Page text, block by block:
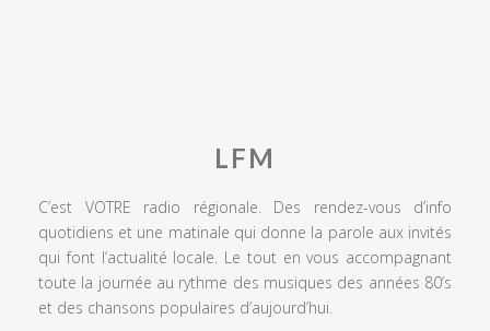
LFM
C’est VOTRE radio régionale. Des rendez-vous d’info
quotidiens et une matinale qui donne la parole aux invités
qui font l’actualité locale. Le tout en vous accompagnant
toute la journée au rythme des musiques des années 80’s
et des chansons populaires d’aujourd’hui.